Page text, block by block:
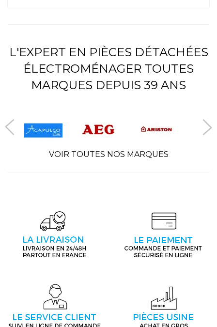
L'EXPERT EN PIÈCES DÉTACHÉES
ÉLECTROMÉNAGER TOUTES
MARQUES DEPUIS 39 ANS
VOIR TOUTES NOS MARQUES